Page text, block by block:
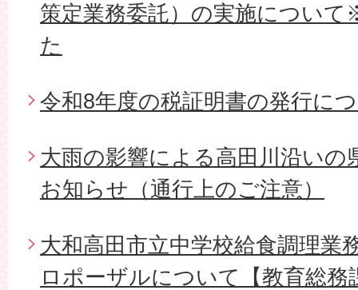
策定業務委託）の実施につい
た
令和8年度の税証明書の発行に
大雨の影響による高田川沿いの
お知らせ（通行上のご注意）
大和高田市立中学校給食調理業
ロポーザルについて【教育総務